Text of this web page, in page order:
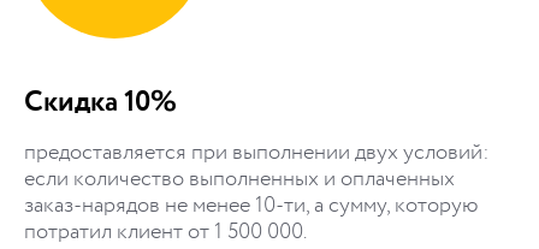
Скидка 10%
предоставляется при выполнении двух условий:
если количество выполненных и оплаченных
заказ-нарядов не менее 10-ти, а сумму, которую
потратил клиент от 1 500 000.